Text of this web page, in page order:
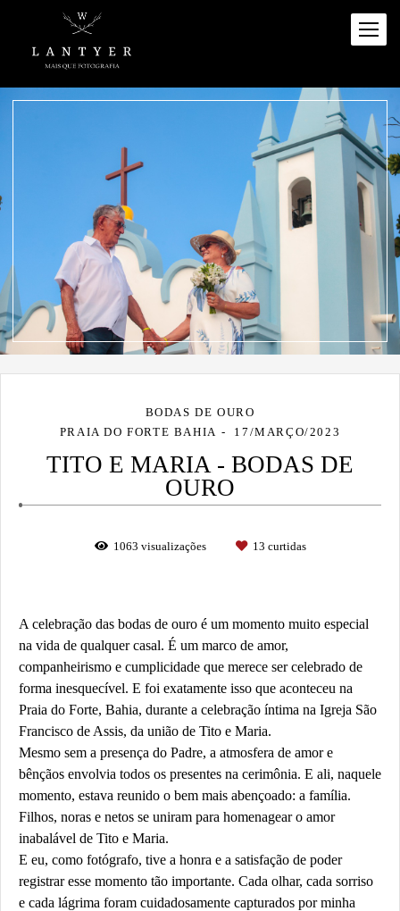
BODAS DE OURO
PRAIA DO FORTE BAHIA
17/MARÇO/2023
TITO E MARIA - BODAS DE
OURO
1063 visualizações 13 curtidas
A celebração das bodas de ouro é um momento muito especial
na vida de qualquer casal. É um marco de amor,
companheirismo e cumplicidade que merece ser celebrado de
forma inesquecível. E foi exatamente isso que aconteceu na
Praia do Forte, Bahia, durante a celebração íntima na Igreja São
Francisco de Assis, da união de Tito e Maria.
Mesmo sem a presença do Padre, a atmosfera de amor e
bênçãos envolvia todos os presentes na cerimônia. E ali, naquele
momento, estava reunido o bem mais abençoado: a família.
Filhos, noras e netos se uniram para homenagear o amor
inabalável de Tito e Maria.
E eu, como fotógrafo, tive a honra e a satisfação de poder
registrar esse momento tão importante. Cada olhar, cada sorriso
e cada lágrima foram cuidadosamente capturados por minha